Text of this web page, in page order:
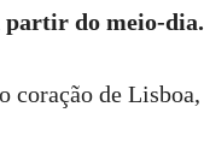
partir do meio-dia.
coração de Lisboa,